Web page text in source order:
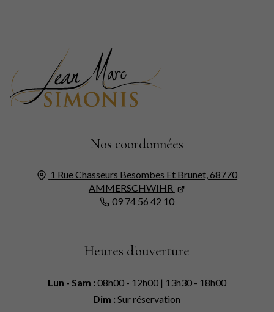
Nos coordonnées
1 Rue Chasseurs Besombes Et Brunet,68770
AMMERSCHWIHR
09 74 56 42 10
Heures d'ouverture
Lun - Sam : 08h00 - 12h00 | 13h30 - 18h00
Dim : Sur réservation